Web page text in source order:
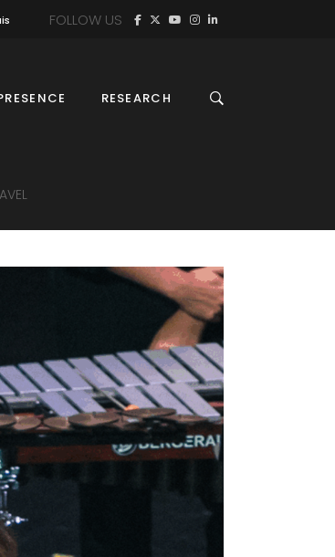
FOLLOW US
RESEARCH